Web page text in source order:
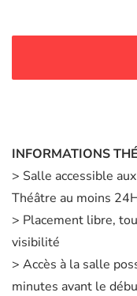
INFORMATIONS
> Salle accessible
Théâtre au moins
> Placement libre,
visibilité
> Accès à la salle
minutes avant le